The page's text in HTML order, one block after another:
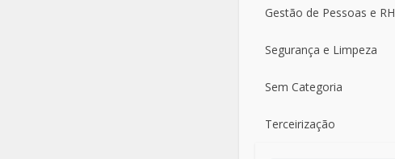
Gestão de Pessoas e RH
Segurança e Limpeza
Sem Categoria
Terceirização